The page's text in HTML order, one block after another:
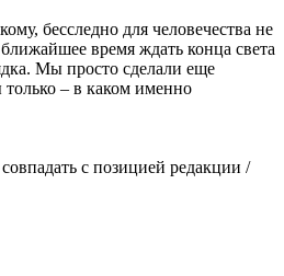
бесследно для человечества не
время ждать конца света
Мы просто сделали еще
только – в каком именно
с позицией редакции /